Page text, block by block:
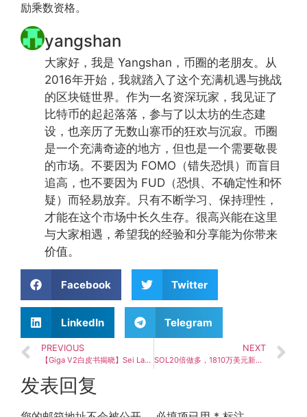
励乘数资格。
yangshan
大家好，我是 Yangshan，币圈的老朋友。从
2016年开始，我就踏入了这个充满机遇与挑战
的区块链世界。作为一名资深玩家，我见证了
比特币的起起落落，参与了以太坊的生态建
设，也亲历了无数山寨币的狂欢与沉寂。币圈
是一个充满奇迹的地方，但也是一个需要敬畏
的市场。不要因为 FOMO（错失恐惧）而盲目
追高，也不要因为 FUD（恐惧、不确定性和怀
疑）而轻易放弃。只有不断学习、保持理性，
才能在这个市场中长久生存。很高兴能在这里
与大家相遇，希望我的经验和分享能为你带来
价值。
Facebook Twitter
LinkedIn Telegram
PREVIOUS
【Giga V2白皮书揭晓】Sei Labs重构隐私与公平性设计框架
NEXT
SOL20倍做多，1810万美元新地址开仓，加密货币狂涨
发表回复